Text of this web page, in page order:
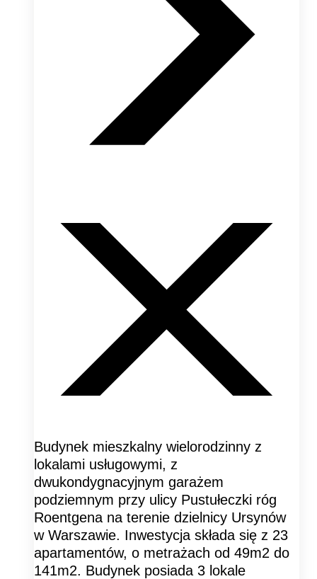
Budynek mieszkalny wielorodzinny z
lokalami usługowymi, z
dwukondygnacyjnym garażem
podziemnym przy ulicy Pustułeczki róg
Roentgena na terenie dzielnicy Ursynów
w Warszawie. Inwestycja składa się z 23
apartamentów, o metrażach od 49m2 do
141m2. Budynek posiada 3 lokale